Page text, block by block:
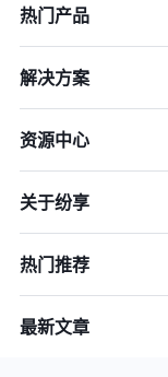
热门产品
解决方案
资源中心
关于纷享
热门推荐
最新文章